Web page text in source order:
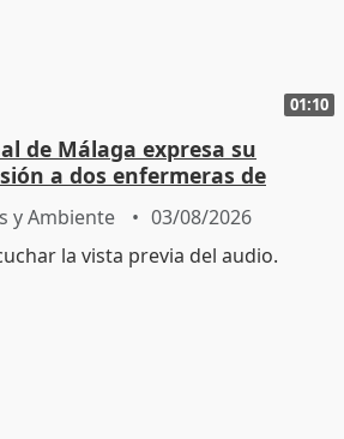
01:10
de Málaga expresa su
a dos enfermeras de
y Ambiente 03/08/2026